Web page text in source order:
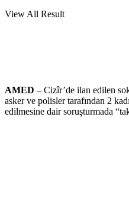
View All Result
AMED – Cizîr’de ilan edilen
asker ve polisler tarafından 2
edilmesine dair soruşturmada